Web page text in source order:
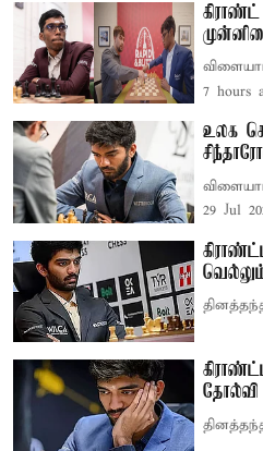
7 hours
உலக
29 Jul
தோல்வி